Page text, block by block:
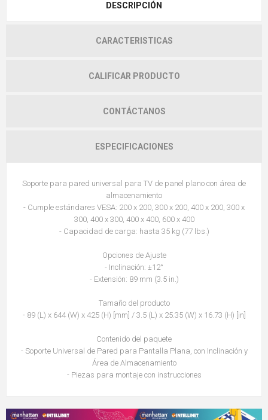
DESCRIPCIÓN
CARACTERISTICAS
CALIFICAR PRODUCTO
CONTÁCTANOS
ESPECIFICACIONES
Soporte para pared universal para TV de panel plano con área de
almacenamiento
- Cumple estándares VESA: 200 x 200, 300 x 200, 400 x 200, 300 x
300, 400 x 300, 400 x 400, 600 x 400
- Capacidad de carga: hasta 35 kg (77 lbs.)
Opciones de Ajuste
- Inclinación: ±12°
- Extensión: 89 mm (3.5 in.)
Tamaño del producto
- 89 (L) x 644 (W) x 425 (H) [mm] / 3.5 (L) x 25.35 (W) x 16.73 (H) [in]
Contenido del paquete
- Soporte Universal de Pared para Pantalla Plana, con Inclinación y
Área de Almacenamiento
- Piezas para montaje con instrucciones